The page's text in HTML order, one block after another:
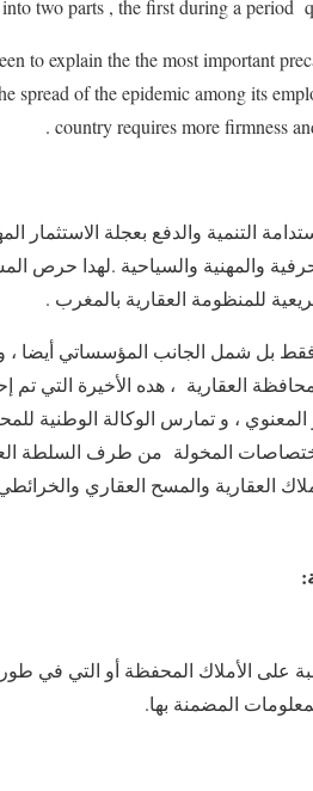
two parts , the first during a period
to explain the the most important
spread of the epidemic among its
country requires more firmness
التنمية والدفع بعجلة الاستثمار
والمهنية والسياحية .لهدا
للمنظومة العقارية بالمغرب .
فقط بل شمل الجانب المؤسساتي أيضا ،
العقارية ، هده الأخيرة التي تم
المعنوي ، و تمارس الوكالة الوطنية
58.00 المحدث لها، الاختصاصات المخولة من
العقارية والمسح العقاري والخرائطي،
على الأملاك المحفظة أو التي في
المضمنة بها.